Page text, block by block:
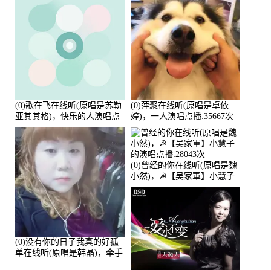
(0)歌在飞在线听(原唱是苏勒
亚其其格)，快乐的人演唱点
播:36次
(0)萍聚在线听(原唱是卓依
婷)，一人演唱点播:35667次
(0)没有你的日子我真的好孤
单在线听(原唱是韩晶)，牵手
(0)曾经的你在线听(原唱是魏
小然)，☭【吴家軍】小慧子
的演唱点播:28043次